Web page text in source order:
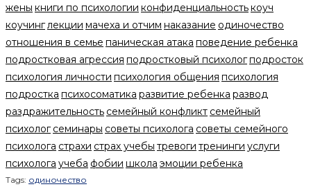
жены книги по психологии конфиденциальностькоуч
коучинг лекции мачеха и отчим наказание одиночество
отношения в семье паническая атака поведение ребенка
подростковая агрессия подростковый психологподросток
психология личности психология общения психология
подростка психосоматика развитие ребенка развод
раздражительность семейный конфликт семейный
психолог семинары советы психолога советы семейного
психолога страхи страх учебы тревоги тренинги услуги
психолога учеба фобии школа эмоции ребенка
Tags: одиночество